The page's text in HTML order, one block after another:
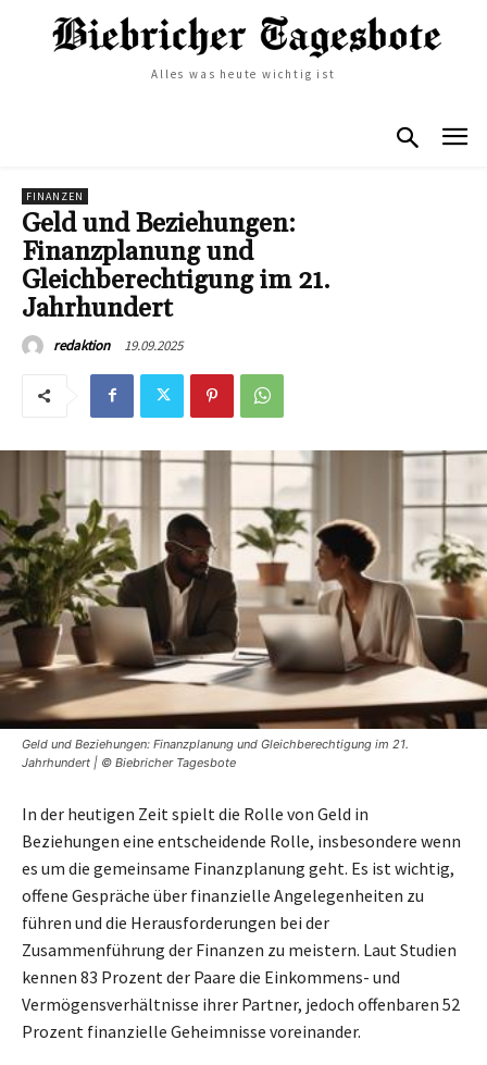
Alles was heute wichtig ist
FINANZEN
Geld und Beziehungen:
Finanzplanung und
Gleichberechtigung im 21.
Jahrhundert
redaktion 19.09.2025
Geld und Beziehungen: Finanzplanung und Gleichberechtigung im 21.
Jahrhundert | © Biebricher Tagesbote
In der heutigen Zeit spielt die Rolle von Geld in
Beziehungen eine entscheidende Rolle, insbesondere wenn
es um die gemeinsame Finanzplanung geht. Es ist wichtig,
offene Gespräche über finanzielle Angelegenheiten zu
führen und die Herausforderungen bei der
Zusammenführung der Finanzen zu meistern. Laut Studien
kennen 83 Prozent der Paare die Einkommens- und
Vermögensverhältnisse ihrer Partner, jedoch offenbaren 52
Prozent finanzielle Geheimnisse voreinander.